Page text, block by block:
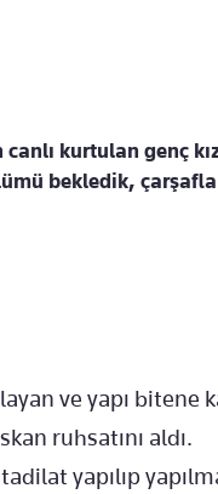
kurtulan genç
bekledik, çarşafla
ve yapı bitene
ruhsatını aldı.
yapılıp